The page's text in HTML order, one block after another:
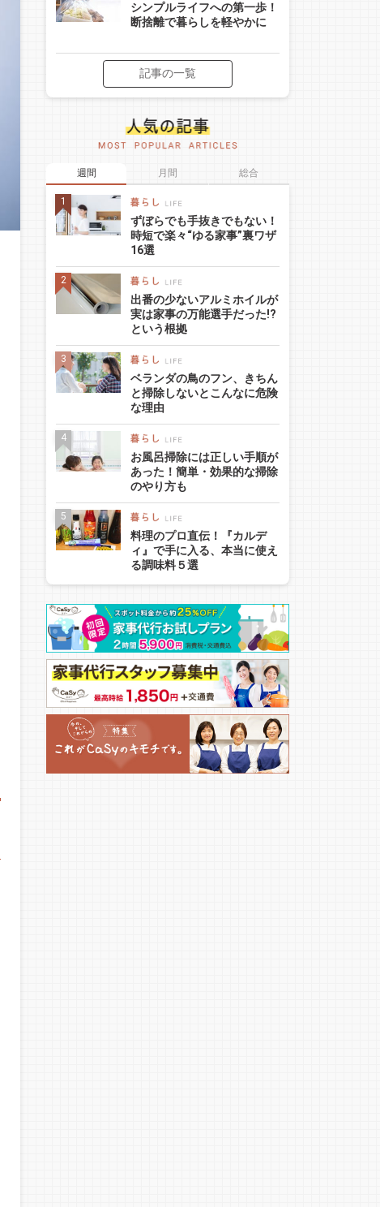
シンプルライフへの第一歩！
断捨離で暮らしを軽やかに
記事の一覧
週間 月間 総合
ずぼらでも手抜きでもない！
時短で楽々“ゆる家事”裏ワザ
16選
出番の少ないアルミホイルが
実は家事の万能選手だった!?
という根拠
ベランダの鳥のフン、きちん
と掃除しないとこんなに危険
な理由
お風呂掃除には正しい手順が
あった！簡単・効果的な掃除
のやり方も
料理のプロ直伝！『カルデ
ィ』で手に入る、本当に使え
る調味料５選